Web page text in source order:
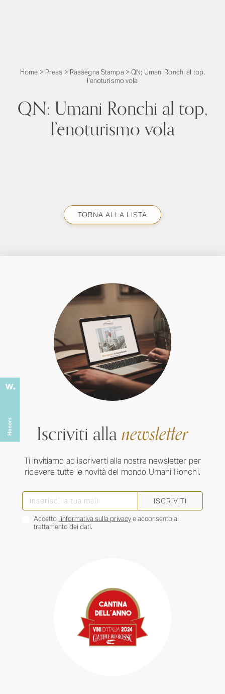
Home > Press > Rassegna Stampa >QN: Umani Ronchi al top,
l’enoturismo vola
QN: Umani Ronchi al top,
l’enoturismo vola
TORNA ALLA LISTA
Iscriviti allanewsletter
Ti invitiamo ad iscriverti alla nostra newsletter per
ricevere tutte le novità del mondo Umani Ronchi.
ISCRIVITI
Accetto l’informativa sulla privacye acconsento al
trattamento dei dati.